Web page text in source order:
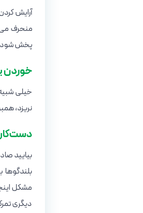
آرایش
منحرف
پخش شود.
خوردن
خیلی
نریزد،
بیایید
مشکل
دیگری